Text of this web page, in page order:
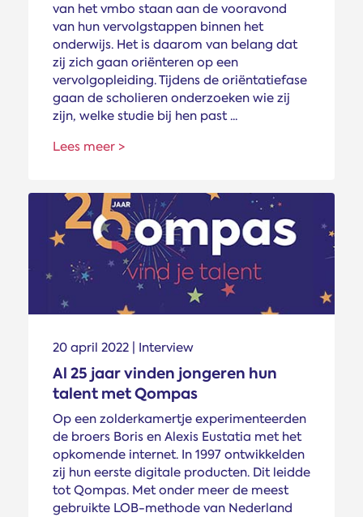
van het vmbo staan aan de vooravond
van hun vervolgstappen binnen het
onderwijs. Het is daarom van belang dat
zij zich gaan oriënteren op een
vervolgopleiding. Tijdens de oriëntatiefase
gaan de scholieren onderzoeken wie zij
zijn, welke studie bij hen past ...
Lees meer >
20 april 2022 | Interview
Al 25 jaar vinden jongeren hun
talent met Qompas
Op een zolderkamertje experimenteerden
de broers Boris en Alexis Eustatia met het
opkomende internet. In 1997 ontwikkelden
zij hun eerste digitale producten. Dit leidde
tot Qompas. Met onder meer de meest
gebruikte LOB-methode van Nederland